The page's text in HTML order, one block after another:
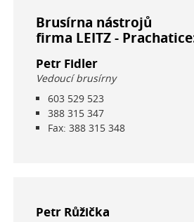
Brusírna nástrojů
firma LEITZ -
Petr Fidler
Vedoucí brusírny
603 529 523
388 315 347
Fax: 388 315 348
Petr Růžička